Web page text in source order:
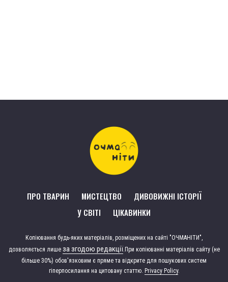
ПРО ТВАРИН МИСТЕЦТВО
ДИВОВИЖНІ ІСТОРІЇ
У СВІТІ
ЦІКАВИНКИ
Копіювання будь-яких матеріалів, розміщених на сайті "ОЧМАНІТИ",
дозволяється лише за згодою редакції.При копіюванні матеріалів сайту (не
більше 30%) обов'язковим є пряме та відкрите для пошукових систем
гіперпосилання на цитовану статтю. Privacy Policy.